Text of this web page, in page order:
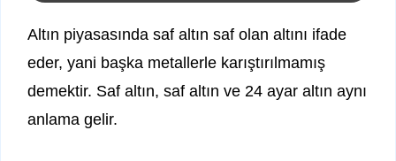
Altın piyasasında saf altın saf olan altını ifade
eder, yani başka metallerle karıştırılmamış
demektir. Saf altın, saf altın ve 24 ayar altın aynı
anlama gelir.